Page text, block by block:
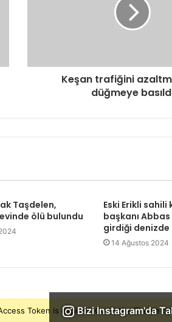
Keşan trafiğini
düğmeye
Taşdelen,
ölü bulundu
Eski Erikli
başkanı Abbas
girdiği denizde
14 Ağustos 2024
Bizi Instagram'da
Token is expired, Go to the Theme